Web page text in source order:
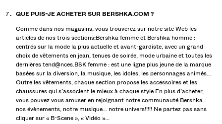
QUE PUIS-JE ACHETER SUR BERSHKA.COM ?
Comme dans nos magasins, vous trouverez sur notre site Web les
articles de nos trois sections:Bershka femme et Bershka homme :
centrés sur la mode la plus actuelle et avant-gardiste, avec un grand
choix de vêtements en jean, tenues de soirée, mode urbaine et toutes les
dernières tend@nces.BSK femme : est une ligne plus jeune de la marque
basées sur la diversion, la musique, les idoles, les personnages animés…
Outre les vêtements, chaque section propose les accessoires et les
chaussures qui s’associent le mieux à chaque style.En plus d’acheter,
vous pouvez vous amuser en rejoignant notre communauté Bershka :
nos évènements, notre musique… notre univers!!!!! Ne partez pas sans
cliquer sur « B-Scene », « Vidéo »...